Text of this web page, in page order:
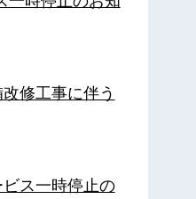
修工事に伴う
ス一時停止の